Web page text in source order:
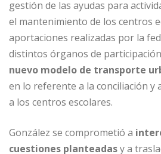
gestión de las ayudas para
el mantenimiento de los centros
aportaciones realizadas por la
distintos órganos de
nuevo modelo de transporte
en lo referente a la conciliación y
a los centros escolares.
González se comprometió a
cuestiones planteadasy a